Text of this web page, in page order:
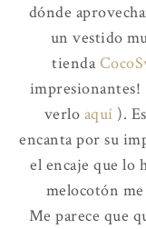
dónde
un vestido
tienda
impresionantes!
verlo aquí ).
encanta por su
el encaje que lo
melocotón
Me parece que